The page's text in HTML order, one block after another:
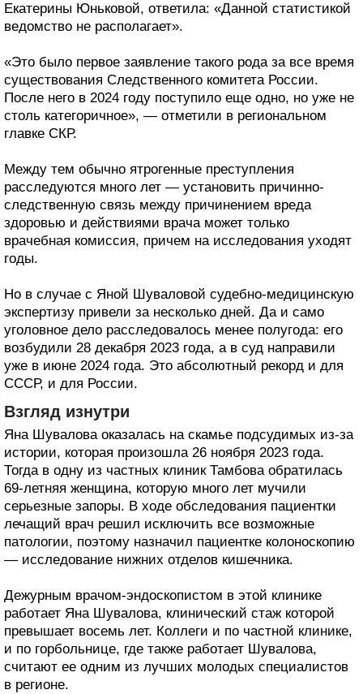
Екатерины Юньковой, ответила: «Данной статистикой
ведомство не располагает».
«Это было первое заявление такого рода за все время
существования Следственного комитета России.
После него в 2024 году поступило еще одно, но уже не
столь категоричное», — отметили в региональном
главке СКР.
Между тем обычно ятрогенные преступления
расследуются много лет — установить причинно-
следственную связь между причинением вреда
здоровью и действиями врача может только
врачебная комиссия, причем на исследования уходят
годы.
Но в случае с Яной Шуваловой судебно-медицинскую
экспертизу привели за несколько дней. Да и само
уголовное дело расследовалось менее полугода: его
возбудили 28 декабря 2023 года, а в суд направили
уже в июне 2024 года. Это абсолютный рекорд и для
СССР, и для России.
Взгляд изнутри
Яна Шувалова оказалась на скамье подсудимых из-за
истории, которая произошла 26 ноября 2023 года.
Тогда в одну из частных клиник Тамбова обратилась
69-летняя женщина, которую много лет мучили
серьезные запоры. В ходе обследования пациентки
лечащий врач решил исключить все возможные
патологии, поэтому назначил пациентке колоноскопию
— исследование нижних отделов кишечника.
Дежурным врачом-эндоскопистом в этой клинике
работает Яна Шувалова, клинический стаж которой
превышает восемь лет. Коллеги и по частной клинике,
и по горбольнице, где также работает Шувалова,
считают ее одним из лучших молодых специалистов
в регионе.